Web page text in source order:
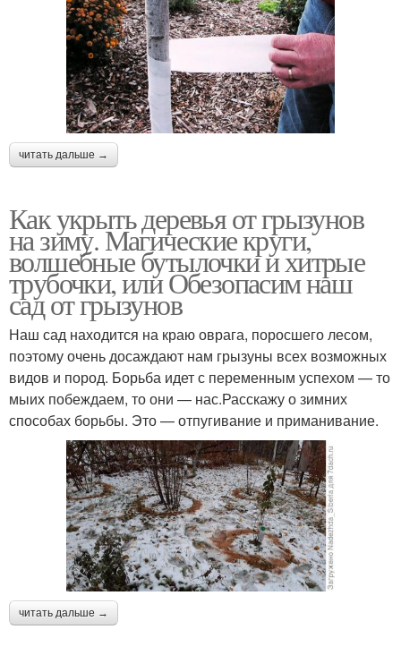
читать дальше →
Как укрыть деревья от грызунов
на зиму. Магические круги,
волшебные бутылочки и хитрые
трубочки, или Обезопасим наш
сад от грызунов
Наш сад находится на краю оврага, поросшего лесом,
поэтому очень досаждают нам грызуны всех возможных
видов и пород. Борьба идет с переменным успехом — то
мыих побеждаем, то они — нас.Расскажу о зимних
способах борьбы. Это — отпугивание и приманивание.
читать дальше →